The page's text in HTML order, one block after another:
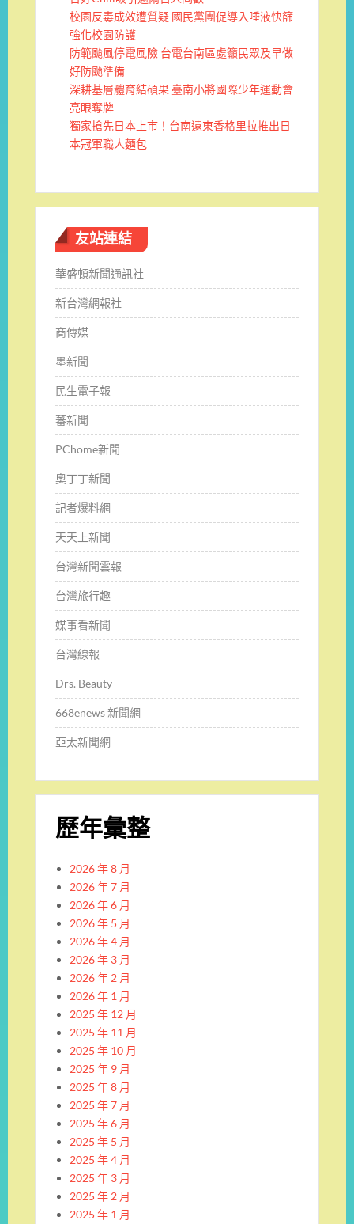
校園反毒成效遭質疑 國民黨團促導入唾液快篩
強化校園防護
防範颱風停電風險 台電台南區處籲民眾及早做
好防颱準備
深耕基層體育結碩果 臺南小將國際少年運動會
亮眼奪牌
獨家搶先日本上市！台南遠東香格里拉推出日
本冠軍職人麵包
友站連結
華盛頓新聞通訊社
新台灣網報社
商傳媒
墨新聞
民生電子報
蕃新聞
PChome新聞
奧丁丁新聞
記者爆料網
天天上新聞
台灣新聞雲報
台灣旅行趣
媒事看新聞
台灣線報
Drs. Beauty
668enews 新聞網
亞太新聞網
歷年彙整
2026 年 8 月
2026 年 7 月
2026 年 6 月
2026 年 5 月
2026 年 4 月
2026 年 3 月
2026 年 2 月
2026 年 1 月
2025 年 12 月
2025 年 11 月
2025 年 10 月
2025 年 9 月
2025 年 8 月
2025 年 7 月
2025 年 6 月
2025 年 5 月
2025 年 4 月
2025 年 3 月
2025 年 2 月
2025 年 1 月